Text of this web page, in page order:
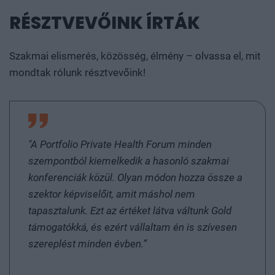
Citibank Europe plc Magyarországi Fióktelepe,
Citibank Europe PLC Magyarországi Fióktelepe,
Fióktelepe, Concorde Értékpapír Zrt., Danubius
Expert Zrt., Deloitte Legal Erdős és Társai Ügyvédi
Ernst&Young Tanácsadó Kft., Erste Bank Hungary
Zrt., ERSTE Bank Hungary Zrt., Euroventures Zrt.,
Iroda, Festipay Zrt., FŐGÁZ Zrt., Generali Biztosító
Zrt., Gere Ügyvédi Iroda, GIRO Zrt., Goodwill
Communications Kft., Grant Thornton Corporate
Finance Kft. , Groupama Biztosító Zrt., Hunguard
Kft., Intrum Justitia Követeléskezelő Zrt., Intrum
Justitia Zrt, K&H Biztosító Zrt., KPMG Tanácsadó
Szakmai elismerés, közösség, élmény – olvassa el, mit
"A Portfolio Private Health Forum minden
szempontból kiemelkedik a hasonló szakmai
konferenciák közül. Olyan módon hozza össze a
szektor képviselőit, amit máshol nem
tapasztalunk. Ezt az értéket látva váltunk Gold
támogatókká, és ezért vállaltam én is szívesen
szereplést minden évben.”